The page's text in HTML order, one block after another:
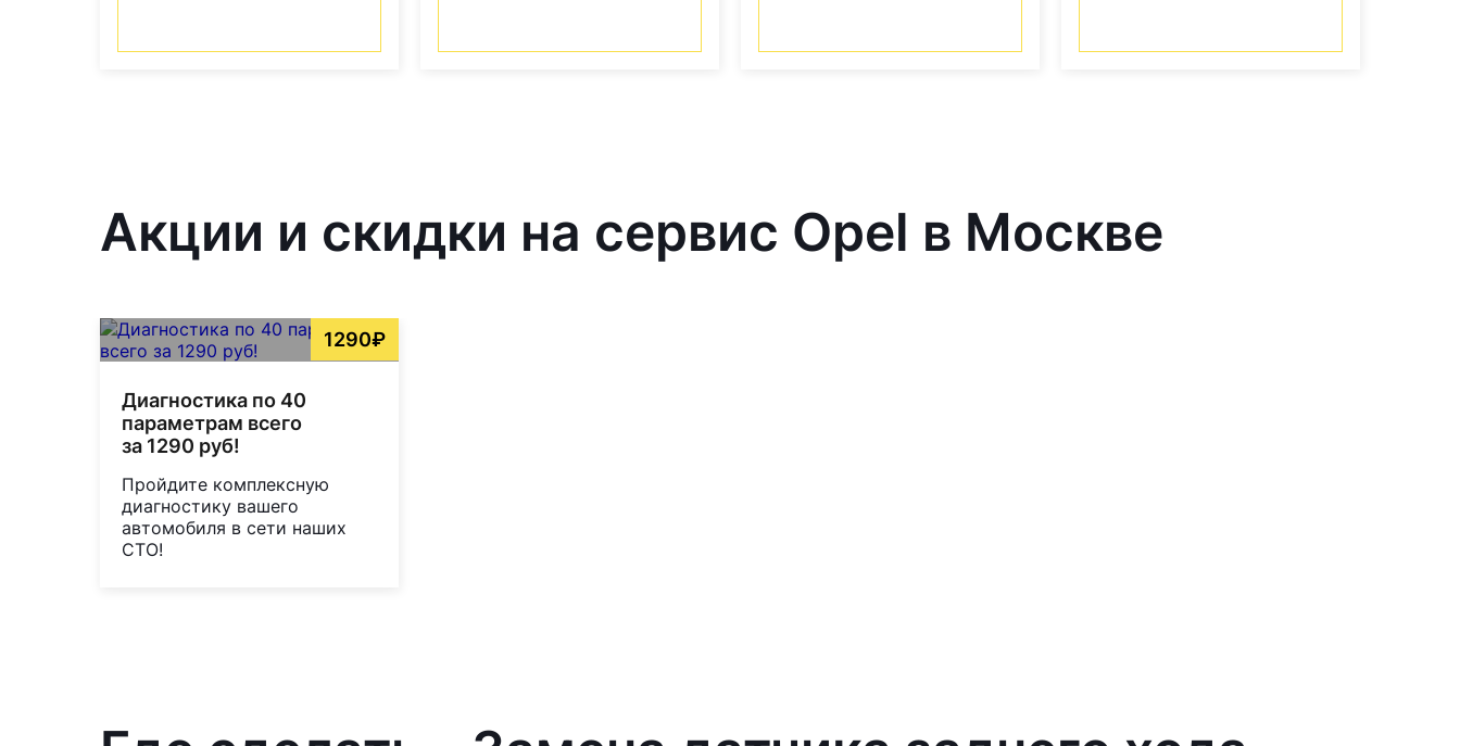
Акции и скидки на сервис Opel в Москве
1290₽
Диагностика по 40
параметрам всего
за 1290 руб!
Пройдите комплексную
диагностику вашего
автомобиля в сети наших
СТО!